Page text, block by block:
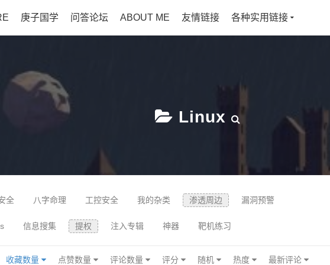
庚子国学 问答论坛 ABOUT ME 友情链接 各种实用链接
Linux
全 八字命理 工控安全 我的杂类 渗透周边 漏洞预警
信息搜集 提权 注入专辑 神器 靶机练习
收藏数量 点赞数量 评论数量 评分 随机 热度 最新评论